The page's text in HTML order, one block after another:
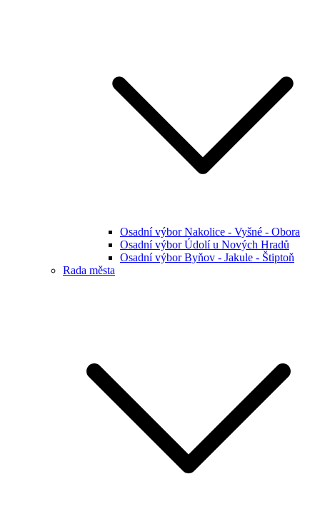
Osadní výbor Nakolice - Vyšné - Obora
Osadní výbor Údolí u Nových Hradů
Osadní výbor Byňov - Jakule - Štiptoň
Rada města